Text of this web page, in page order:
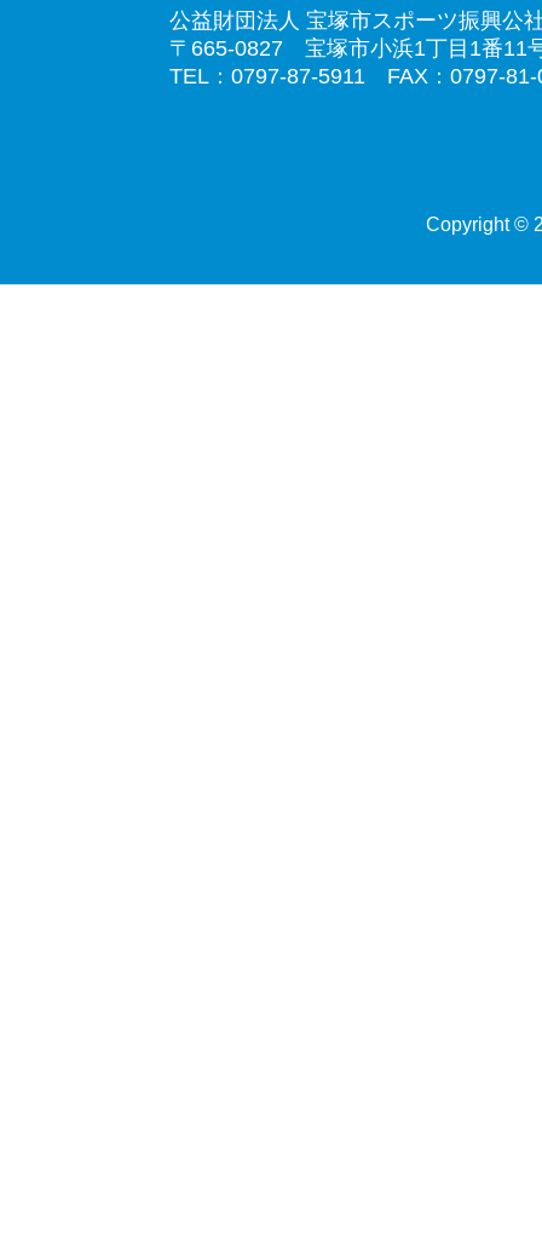
公益財団法人 宝塚市スポーツ振興公
〒665-0827 宝塚市小浜1丁目1番11
TEL：0797-87-5911 FAX：0797-81-
Copyright ©